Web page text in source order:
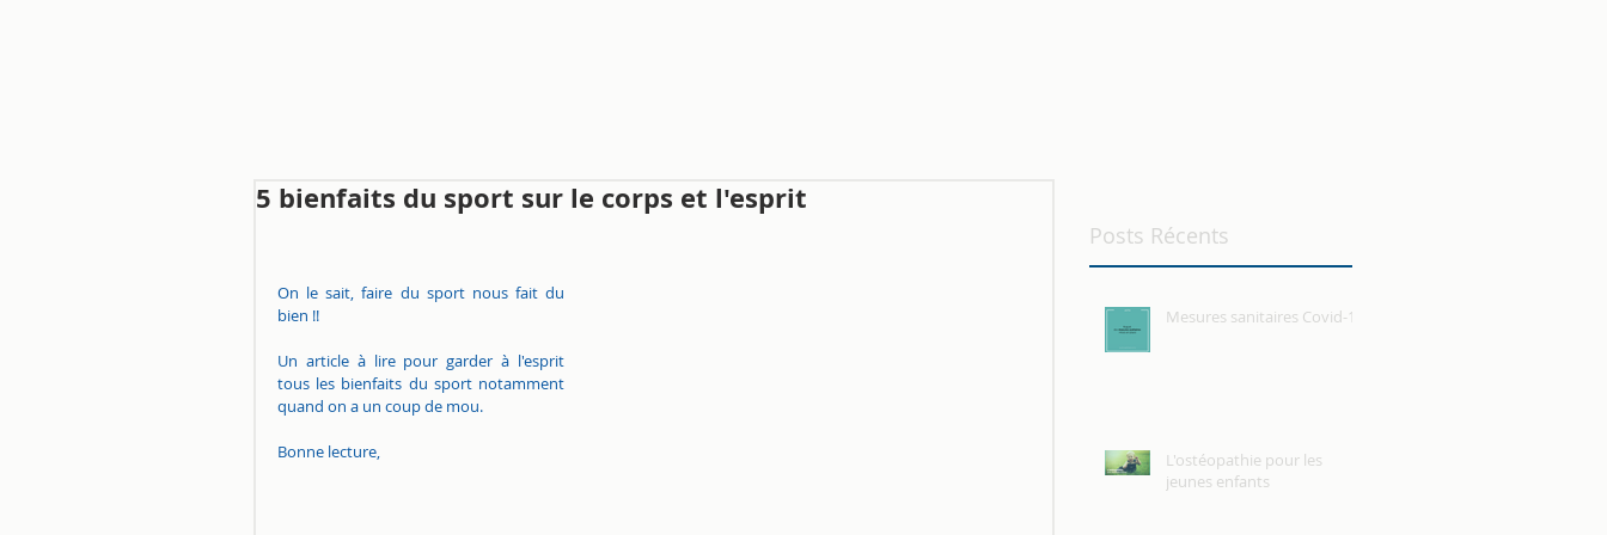
5 bienfaits du sport sur le corps et l'esprit
On le sait, faire du sport nous fait du
bien !!
Un article à lire pour garder à l'esprit
tous les bienfaits du sport notamment
quand on a un coup de mou.
Bonne lecture,
Posts Récents
Mesures sanitaires Covid-19
L'ostéopathie pour les
jeunes enfants